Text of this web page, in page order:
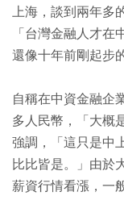
上海，談到兩年多
「台灣金融人才在
還像十年前剛起步
自稱在中資金融企
多人民幣，「大概
強調，「這只是中
比比皆是。」由於
薪資行情看漲，一